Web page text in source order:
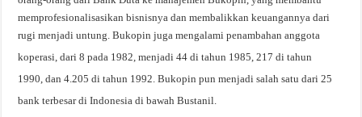
memprofesionalisasikan bisnisnya dan membalikkan keuangannya dari
rugi menjadi untung. Bukopin juga mengalami penambahan anggota
koperasi, dari 8 pada 1982, menjadi 44 di tahun 1985, 217 di tahun
1990, dan 4.205 di tahun 1992. Bukopin pun menjadi salah satu dari 25
bank terbesar di Indonesia di bawah Bustanil.